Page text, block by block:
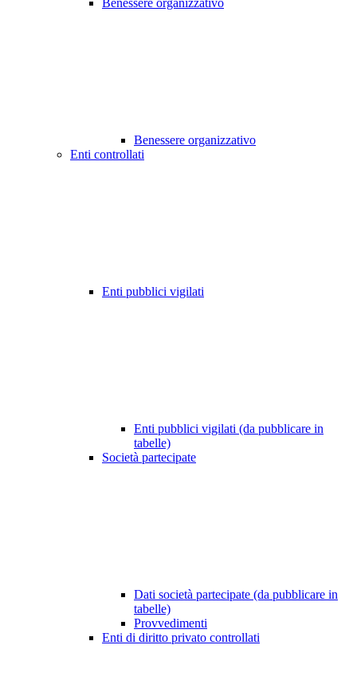
Benessere organizzativo
Benessere organizzativo
Enti controllati
Enti pubblici vigilati
Enti pubblici vigilati (da pubblicare in
tabelle)
Società partecipate
Dati società partecipate (da pubblicare in
tabelle)
Provvedimenti
Enti di diritto privato controllati